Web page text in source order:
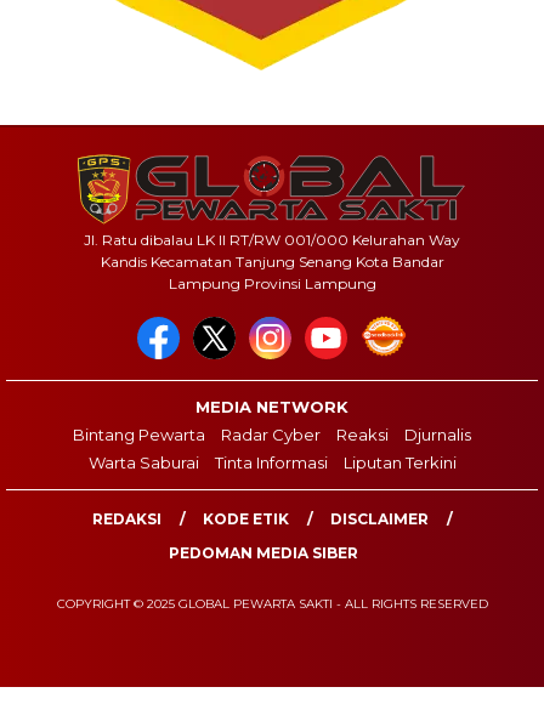
Jl. Ratu dibalau LK II RT/RW 001/000 Kelurahan Way
Kandis Kecamatan Tanjung Senang Kota Bandar
Lampung Provinsi Lampung
MEDIA NETWORK
Bintang Pewarta
Radar Cyber Reaksi
Djurnalis
Warta Saburai
Tinta Informasi Liputan Terkini
REDAKSI KODE ETIK
DISCLAIMER
PEDOMAN MEDIA SIBER
COPYRIGHT © 2025 GLOBAL PEWARTA SAKTI - ALL RIGHTS RESERVED